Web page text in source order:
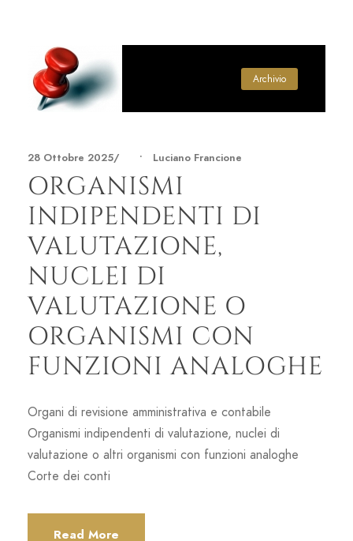
Archivio
28 Ottobre 2025 • Luciano Francione
ORGANISMI
INDIPENDENTI DI
VALUTAZIONE,
NUCLEI DI
VALUTAZIONE O
ORGANISMI CON
FUNZIONI ANALOGHE
Organi di revisione amministrativa e contabile
Organismi indipendenti di valutazione, nuclei di
valutazione o altri organismi con funzioni analoghe
Corte dei conti
Read More